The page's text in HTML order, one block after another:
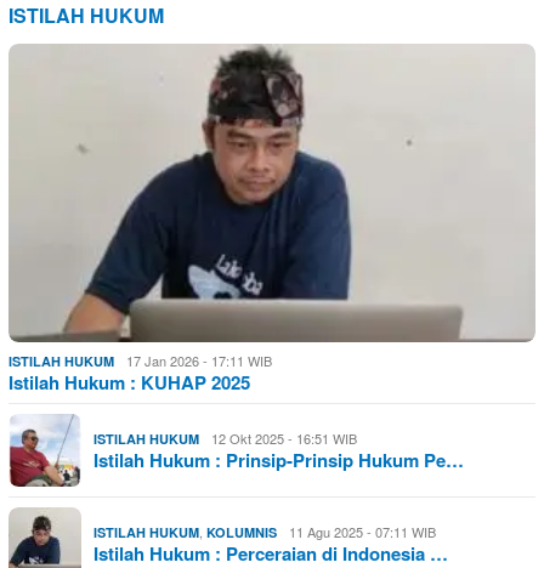
ISTILAH HUKUM
ISTILAH HUKUM 17 Jan 2026 - 17:11 WIB
Istilah Hukum : KUHAP 2025
ISTILAH HUKUM 12 Okt 2025 - 16:51 WIB
Istilah Hukum : Prinsip-Prinsip Hukum Pe…
ISTILAH HUKUM KOLUMNIS 11 Agu 2025 - 07:11 WIB
Istilah Hukum : Perceraian di Indonesia …